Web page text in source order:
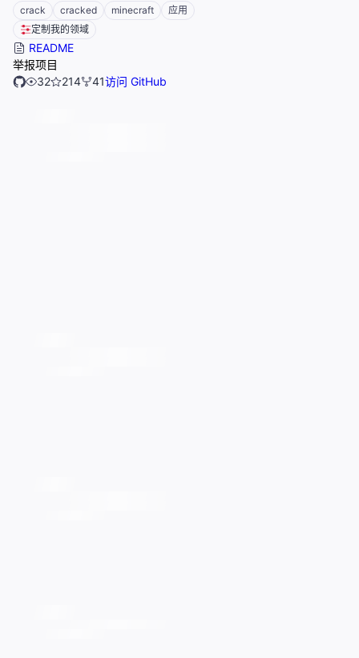
crack cracked minecraft
应用
定制我的领域
README
举报项目
32
214 41访问 GitHub